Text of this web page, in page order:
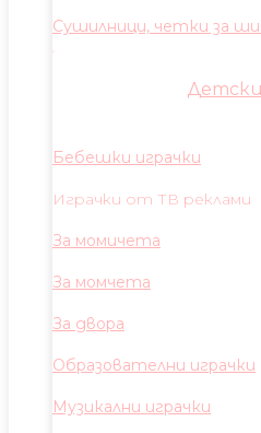
Сушилници, четки за
Бебешки играчки
Играчки от ТВ реклами
За момичета
За момчета
За двора
Образователни играчки
Музикални играчки